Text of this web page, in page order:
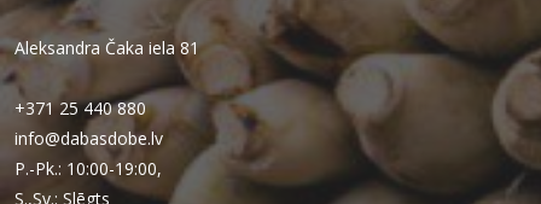
Aleksandra Čaka iela 81
+371 25 440 880
info@dabasdobe.lv
P.-Pk.: 10:00-19:00,
S.,Sv.: Slēgts